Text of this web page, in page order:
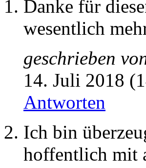
Danke für
wesentlich
geschrieben
14. Juli 2018
Antworten
Ich bin
hoffentlich mit